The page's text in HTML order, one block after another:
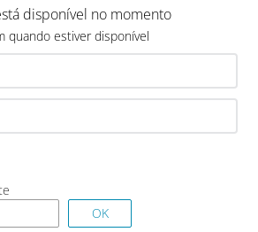
disponível no momento
quando estiver disponível